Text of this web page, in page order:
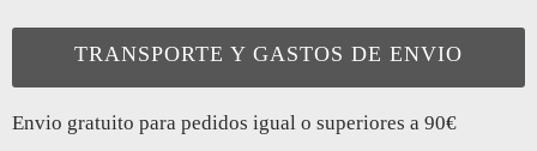
TRANSPORTE Y GASTOS DE ENVIO
Envio gratuito para pedidos igual o superiores a 90€